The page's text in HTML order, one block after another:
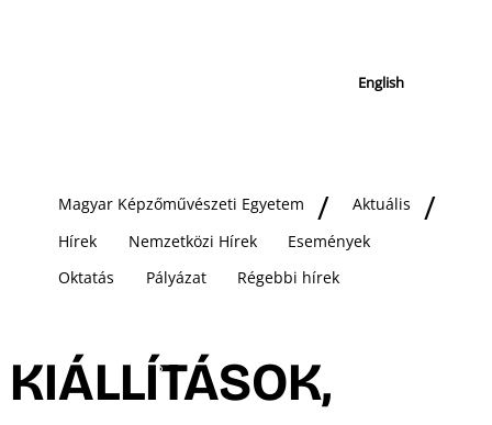
English
Magyar Képzőművészeti Egyetem
Aktuális
Hírek
Nemzetközi Hírek
Események
Oktatás
Pályázat Régebbi hírek
KIÁLLÍTÁSOK,